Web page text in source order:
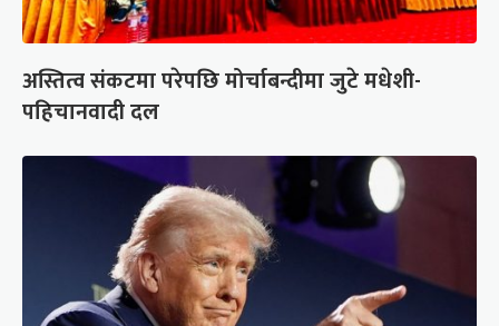
अस्तित्व संकटमा परेपछि मोर्चाबन्दीमा जुटे मधेशी-
पहिचानवादी दल